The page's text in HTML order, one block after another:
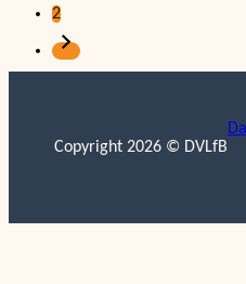
2
Copyright 2026 © DVLfB